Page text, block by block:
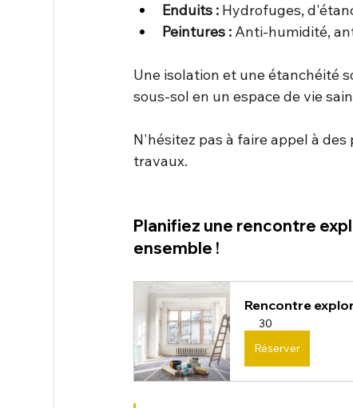
Enduits : Hydrofuges,
Peintures : Anti-humidité,
Une isolation et une étanchéité
sous-sol en un espace de vie
N'hésitez pas à faire appel à
travaux.
Planifiez une rencontre
ensemble !
Rencontre
30
Réserver